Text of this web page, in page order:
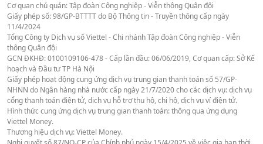
Cơ quan chủ quản: Tập đoàn Công nghiệp - Viễn thông Quân đội
Giấy phép số: 98/GP-BTTTT do Bộ Thông tin - Truyền thông cấp ngày
11/4/2024
Tổng Công ty Dịch vụ số Viettel - Chi nhánh Tập đoàn Công nghiệp - Viễn
thông Quân đội
GCN ĐKHĐ: 0100109106-478 - Cấp lần đầu: 06/06/2019, Cơ quan cấp: Sở Kế
hoạch và Đầu tư TP Hà Nội
Giấy phép hoạt động cung ứng dịch vụ trung gian thanh toán số 57/GP-
NHNN do Ngân hàng nhà nước cấp ngày 21/7/2020 cho các dịch vụ: dịch vụ
cổng thanh toán điện tử, dịch vụ hỗ trợ thu hộ, chi hộ, dịch vụ ví điện tử.
Hình thức cung ứng dịch vụ trung gian thanh toán: thông qua ứng dụng
Viettel Money.
Thương hiệu dịch vụ: Viettel Money.